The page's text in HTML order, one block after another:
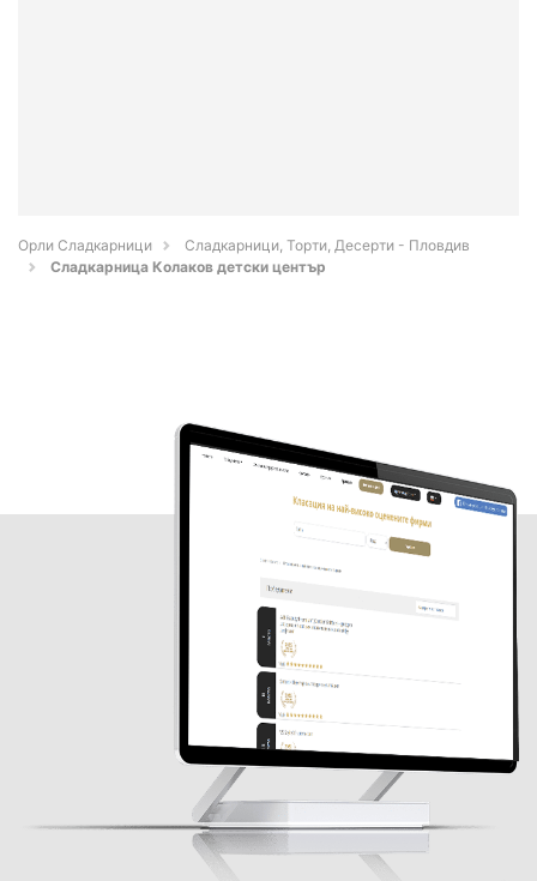
Орли Сладкарници
Сладкарници, Торти, Десерти - Пловдив
Сладкарница Колаков детски център